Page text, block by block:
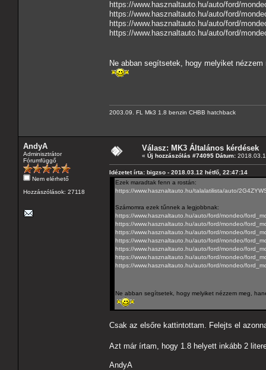
https://www.hasznaltauto.hu/auto/ford/
https://www.hasznaltauto.hu/auto/ford/
https://www.hasznaltauto.hu/auto/ford/
https://www.hasznaltauto.hu/auto/ford/
Ne abban segítsetek, hogy melyiket
2003.09. FL Mk3 1.8 benzin CHBB hatchback
AndyA
Adminisztrátor
Fórumfüggő
Nem elérhető
Hozzászólások: 27118
Válasz: MK3 Általános kérdések
« Új hozzászólás #74095 Dátum:
Idézetet írta: bigzso - 2018.03.12 hétfő, 22:47:14
Ezek maradtak fenn a rostán:
https://www.hasznaltauto.hu/talalatilista/auto/
Számomra ezek tűnnek a legjobbnak:
https://www.hasznaltauto.hu/auto/ford/mondeo/
https://www.hasznaltauto.hu/auto/ford/mondeo/
https://www.hasznaltauto.hu/auto/ford/mondeo/
https://www.hasznaltauto.hu/auto/ford/mondeo/
https://www.hasznaltauto.hu/auto/ford/mondeo/
https://www.hasznaltauto.hu/auto/ford/mondeo/
https://www.hasznaltauto.hu/auto/ford/mondeo/
Ne abban segítsetek, hogy melyiket nézzem meg,
Csak az elsőre kattintottam. Felejts el
Azt már írtam, hogy 1.8 helyett inkább 2
AndyA